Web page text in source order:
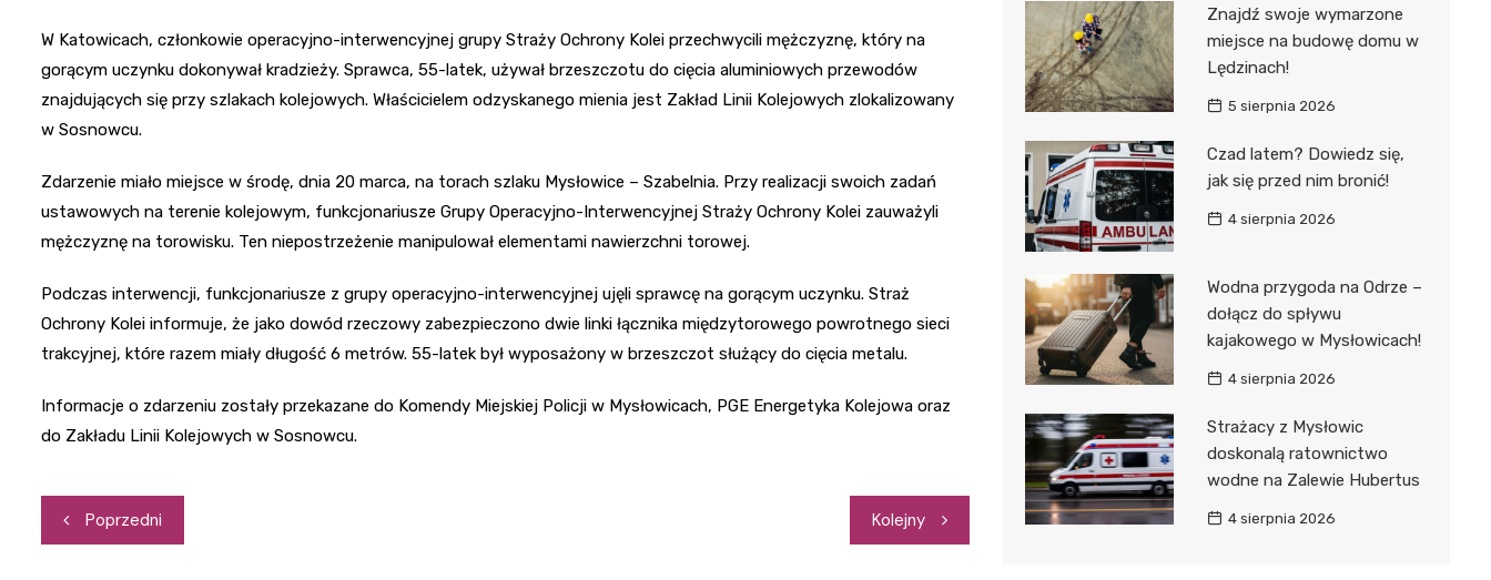
W Katowicach, członkowie operacyjno-interwencyjnej grupy Straży Ochrony Kolei przechwycili mężczyznę, który na
gorącym uczynku dokonywał kradzieży. Sprawca, 55-latek, używał brzeszczotu do cięcia aluminiowych przewodów
znajdujących się przy szlakach kolejowych. Właścicielem odzyskanego mienia jest Zakład Linii Kolejowych zlokalizowany
w Sosnowcu.
Zdarzenie miało miejsce w środę, dnia 20 marca, na torach szlaku Mysłowice – Szabelnia. Przy realizacji swoich zadań
ustawowych na terenie kolejowym, funkcjonariusze Grupy Operacyjno-Interwencyjnej Straży Ochrony Kolei zauważyli
mężczyznę na torowisku. Ten niepostrzeżenie manipulował elementami nawierzchni torowej.
Podczas interwencji, funkcjonariusze z grupy operacyjno-interwencyjnej ujęli sprawcę na gorącym uczynku. Straż
Ochrony Kolei informuje, że jako dowód rzeczowy zabezpieczono dwie linki łącznika międzytorowego powrotnego sieci
trakcyjnej, które razem miały długość 6 metrów. 55-latek był wyposażony w brzeszczot służący do cięcia metalu.
Informacje o zdarzeniu zostały przekazane do Komendy Miejskiej Policji w Mysłowicach, PGE Energetyka Kolejowa oraz
do Zakładu Linii Kolejowych w Sosnowcu.
Nawigacja
wpisu
Poprzedni Kolejny
Znajdź swoje wymarzone
miejsce na budowę domu w
Lędzinach!
5 sierpnia 2026
Czad latem? Dowiedz się,
jak się przed nim bronić!
4 sierpnia 2026
Wodna przygoda na Odrze –
dołącz do spływu
kajakowego w Mysłowicach!
4 sierpnia 2026
Strażacy z Mysłowic
doskonalą ratownictwo
wodne na Zalewie Hubertus
4 sierpnia 2026